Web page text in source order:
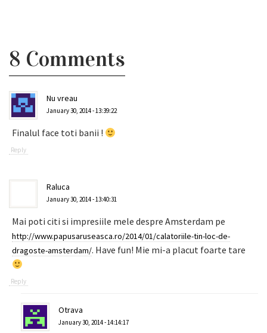
8 Comments
Nu vreau
January 30, 2014 - 13:39:22
Finalul face toti banii !
Reply
Raluca
January 30, 2014 - 13:40:31
Mai poti citi si impresiile mele despre Amsterdam pe
http://www.papusaruseasca.ro/2014/01/calatoriile-tin-loc-de-
dragoste-amsterdam/. Have fun! Mie mi-a placut foarte tare
Reply
Otrava
January 30, 2014 - 14:14:17